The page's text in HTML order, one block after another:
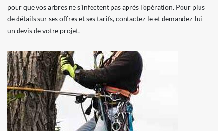
pour que vos arbres ne s’infectent pas après l’opération. Pour plus
de détails sur ses offres et ses tarifs, contactez-le et demandez-lui
un devis de votre projet.